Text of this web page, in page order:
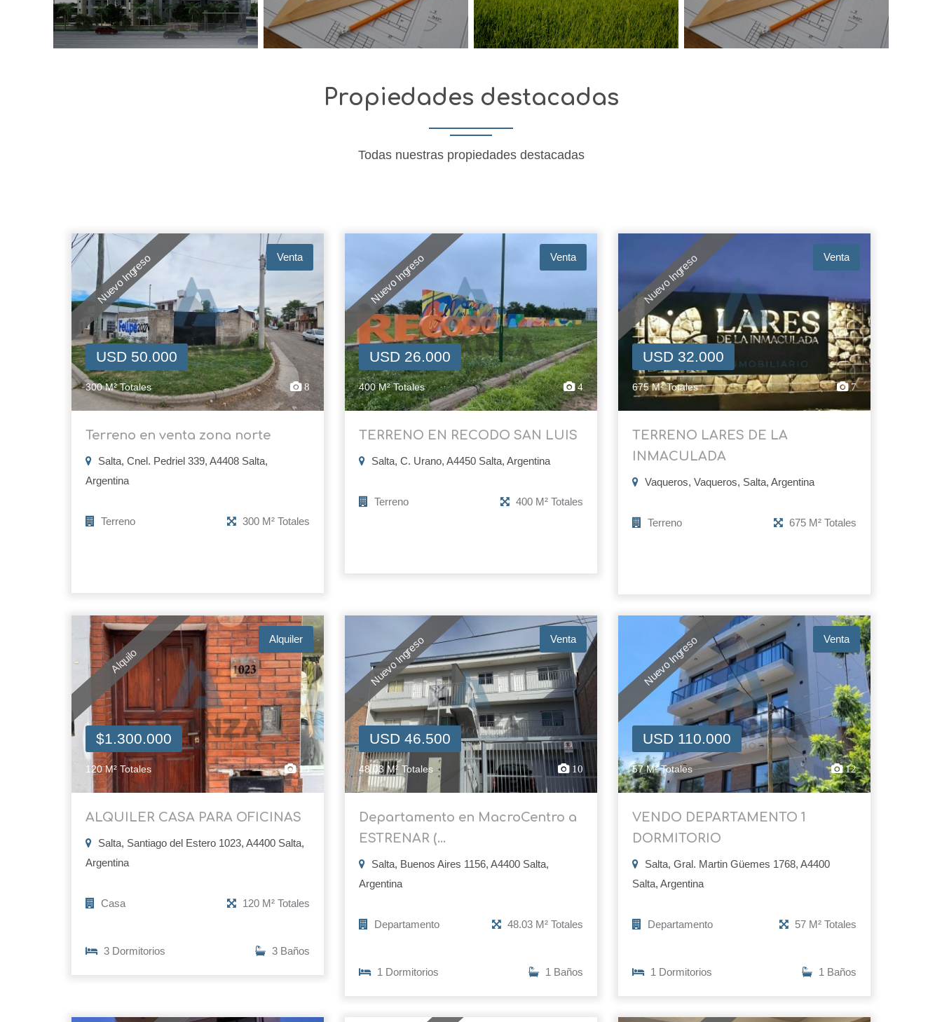
Propiedades destacadas
Todas nuestras propiedades destacadas
Nuevo Ingreso Venta
USD 50.000
300 M² Totales 8
Terreno en venta zona norte
Salta, Cnel. Pedriel 339, A4408 Salta,
Argentina
Terreno 300 M² Totales
Nuevo Ingreso Venta
USD 26.000
400 M² Totales 4
TERRENO EN RECODO SAN LUIS
Salta, C. Urano, A4450 Salta, Argentina
Terreno 400 M² Totales
Nuevo Ingreso Venta
USD 32.000
675 M² Totales 7
TERRENO LARES DE LA
INMACULADA
Vaqueros, Vaqueros, Salta, Argentina
Terreno 675 M² Totales
Alquilo
Alquiler
$1.300.000
120 M² Totales 13
ALQUILER CASA PARA OFICINAS
Salta, Santiago del Estero 1023, A4400 Salta,
Argentina
Casa 120 M² Totales
3 Dormitorios 3 Baños
Nuevo Ingreso Venta
USD 46.500
48.03 M² Totales 10
Departamento en MacroCentro a
ESTRENAR (...
Salta, Buenos Aires 1156, A4400 Salta,
Argentina
Departamento 48.03 M² Totales
1 Dormitorios 1 Baños
Nuevo Ingreso Venta
USD 110.000
57 M² Totales 12
VENDO DEPARTAMENTO 1
DORMITORIO
Salta, Gral. Martin Güemes 1768, A4400
Salta, Argentina
Departamento 57 M² Totales
1 Dormitorios 1 Baños